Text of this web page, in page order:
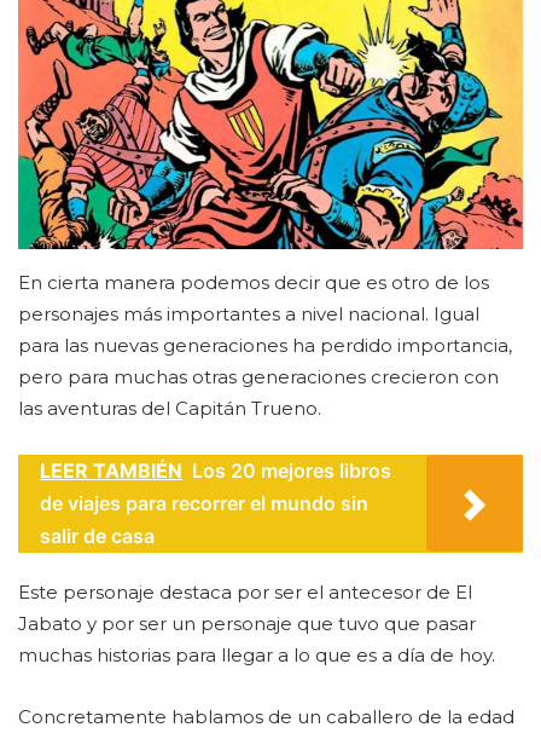
En cierta manera podemos decir que es otro de los
personajes más importantes a nivel nacional. Igual
para las nuevas generaciones ha perdido importancia,
pero para muchas otras generaciones crecieron con
las aventuras del Capitán Trueno.
LEER TAMBIÉN Los 20 mejores libros
de viajes para recorrer el mundo sin
salir de casa
Este personaje destaca por ser el antecesor de El
Jabato y por ser un personaje que tuvo que pasar
muchas historias para llegar a lo que es a día de hoy.
Concretamente hablamos de un caballero de la edad